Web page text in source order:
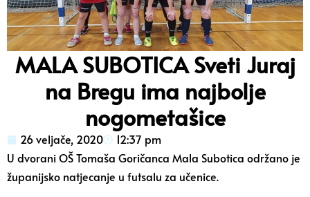
MALA SUBOTICA Sveti Juraj
na Bregu ima najbolje
nogometašice
26 veljače, 2020
12:37 pm
U dvorani OŠ Tomaša Goričanca Mala Subotica održano je
županijsko natjecanje u futsalu za učenice.